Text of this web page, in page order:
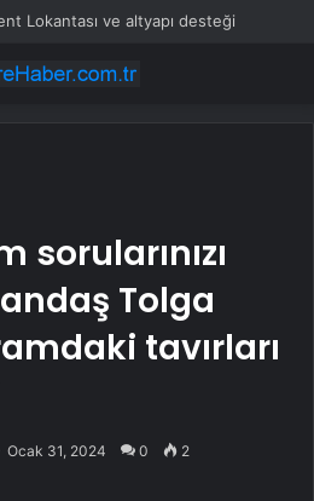
Lokantası ve altyapı desteği
sorularınızı
Tolga
tavırları
Ocak 31, 2024 0 2